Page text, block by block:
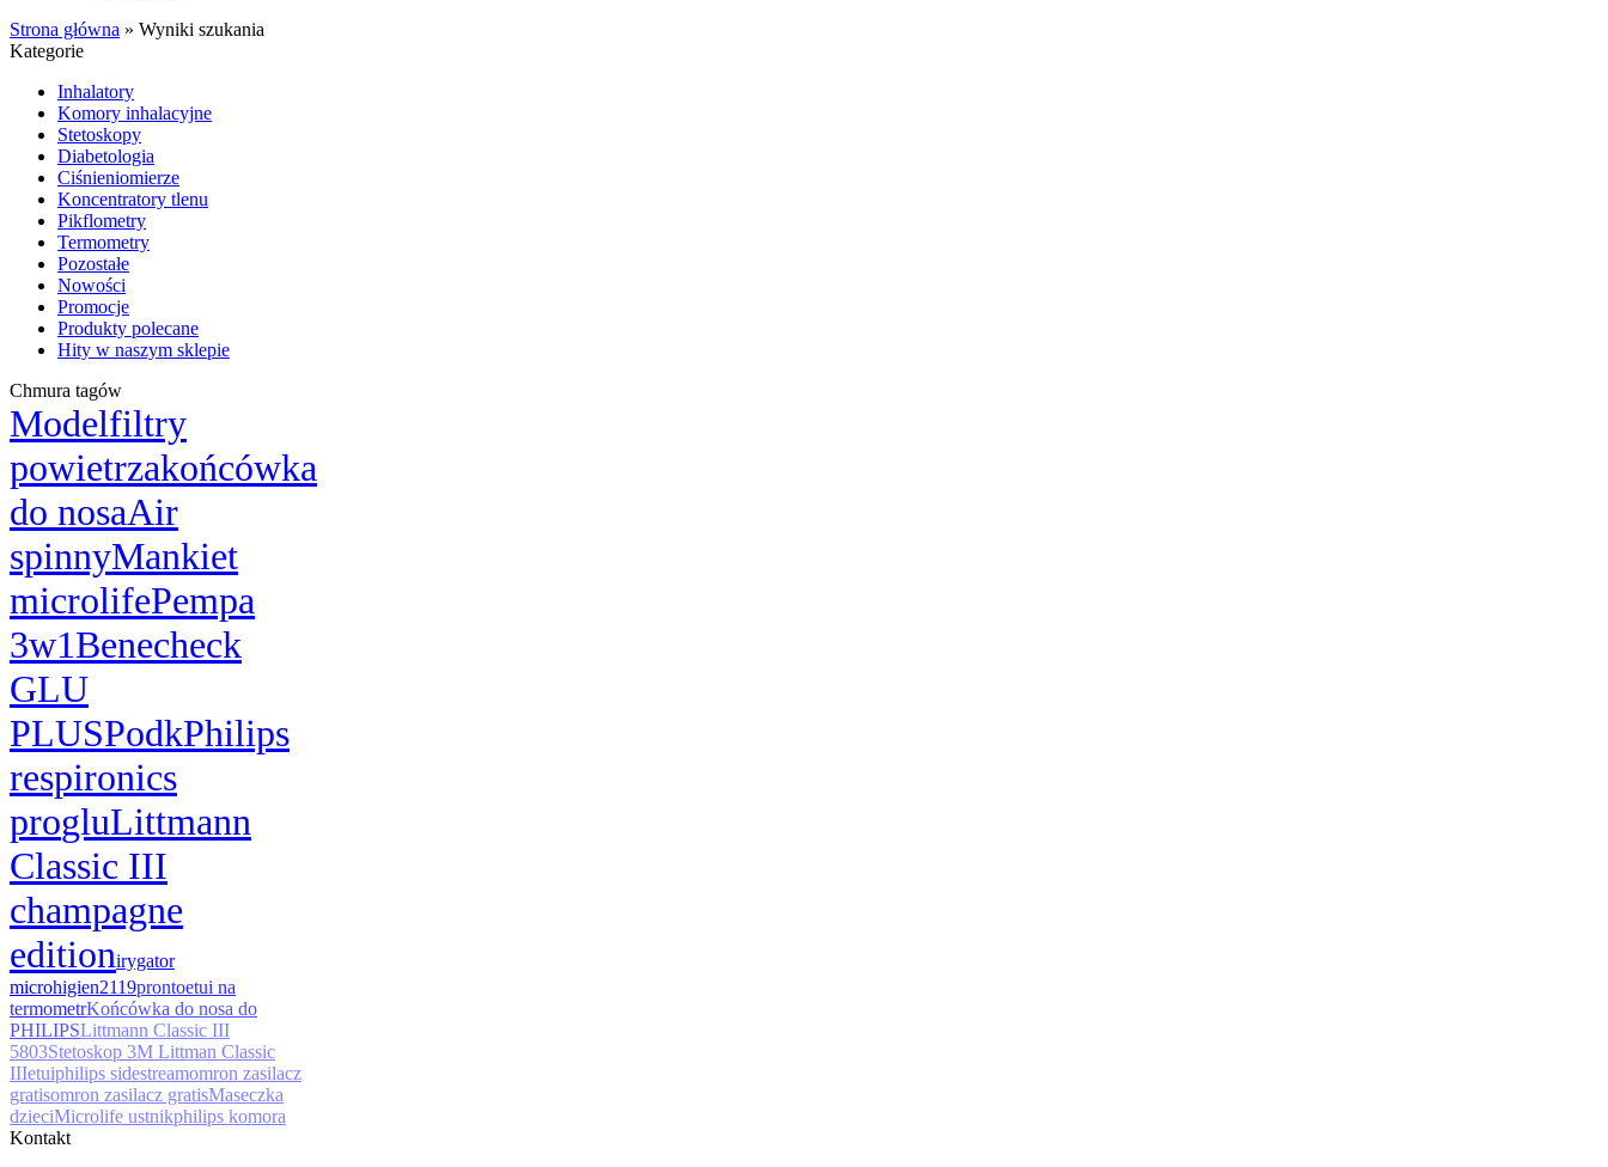
Strona główna » Wyniki szukania
Kategorie
Inhalatory
Komory inhalacyjne
Stetoskopy
Diabetologia
Ciśnieniomierze
Koncentratory tlenu
Pikflometry
Termometry
Pozostałe
Nowości
Promocje
Produkty polecane
Hity w naszym sklepie
Chmura tagów
Modelfiltry
powietrzakońcówka
do nosaAir
spinnyMankiet
microlifePempa
3w1Benecheck
GLU
PLUSPodkPhilips
respironics
progluLittmann
Classic III
champagne
editionirygator
microhigien2119prontoetui na
termometrKońcówka do nosa do
PHILIPSLittmann Classic III
5803Stetoskop 3M Littman Classic
IIIetuiphilips sidestreamomron zasilacz
gratisomron zasilacz gratisMaseczka
dzieciMicrolife ustnikphilips komora
Kontakt